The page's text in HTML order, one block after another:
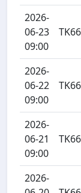
2026-
06-23
09:00
2026-
06-22
09:00
2026-
06-21
09:00
2026-